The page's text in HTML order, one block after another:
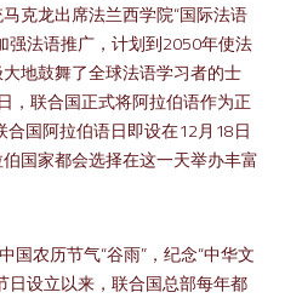
克龙出席法兰西学院“国际法语
强法语推广，计划到2050年使法
地鼓舞了全球法语学习者的士
，联合国正式将阿拉伯语作为正
国阿拉伯语日即设在12月18日
国家都会选择在这一天举办丰富
国农历节气“谷雨”，纪念“中华文
日设立以来，联合国总部每年都